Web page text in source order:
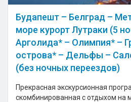
Будапешт – Белград –
море курорт Лутраки (5
Арголида* – Олимпия* –
острова* – Дельфы –
(без ночных переездов)
Прекрасная экскурсионная
скомбинированная с отдыхом на